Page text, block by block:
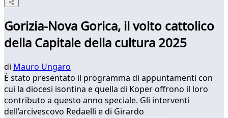
Gorizia-Nova Gorica, il volto cattolico
della Capitale della cultura 2025
di Mauro Ungaro
È stato presentato il programma di appuntamenti con
cui la diocesi isontina e quella di Koper offrono il loro
contributo a questo anno speciale. Gli interventi
dell’arcivescovo Redaelli e di Girardo